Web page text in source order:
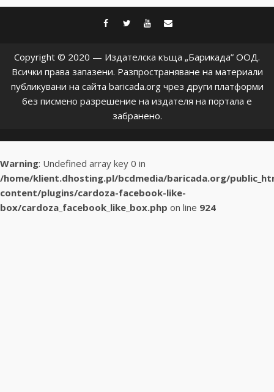
facebook
twitter
youtube
Copyright © 2020 — Издателска къща „Барикада” ООД.
Всички права запазени. Разпространяване на материали
публикувани на сайта baricada.org чрез други платформи
без писмено разрешение на издателя на портала е
забранено.
Warning: Undefined array key 0 in
/home/klient.dhosting.pl/bcdmedia/baricada.org/
content/plugins/cardoza-facebook-like-
box/cardoza_facebook_like_box.php on line 924